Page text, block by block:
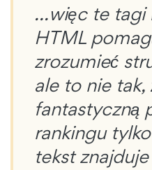
…więc te tagi
HTML
zrozumieć
ale to nie tak,
fantastyczną
rankingu
tekst